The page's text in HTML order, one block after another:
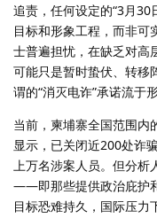
追责，任何设定的“3月30
目标和形象工程，而非可
士普遍担忧，在缺乏对高
可能只是暂时蛰伏、转移
谓的“消灭电诈”承诺流于形
当前，柬埔寨全国范围内
显示，已关闭近200处诈
上万名涉案人员。但分
——即那些提供政治庇护
目标恐难持久，国际压力